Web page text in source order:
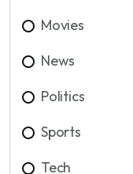
Movies
News
Politics
Sports
Tech